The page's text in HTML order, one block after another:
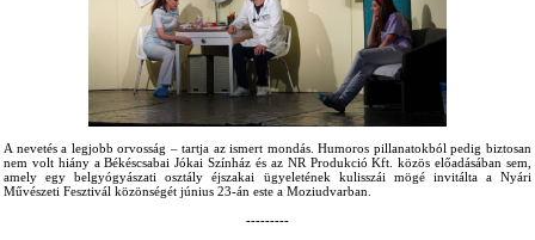
A nevetés a legjobb orvosság – tartja az ismert mondás. Humoros pillanatokból pedig biztosan
nem volt hiány a Békéscsabai Jókai Színház és az NR Produkció Kft. közös előadásában sem,
amely egy belgyógyászati osztály éjszakai ügyeletének kulisszái mögé invitálta a Nyári
Művészeti Fesztivál közönségét június 23-án este a Moziudvarban.
---------